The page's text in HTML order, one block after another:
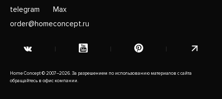
telegram
Max
order@homeconcept.ru
Home Concept © 2007–2026. За разрешением по использованию материалов с сайта
обращайтесь в офис компании.